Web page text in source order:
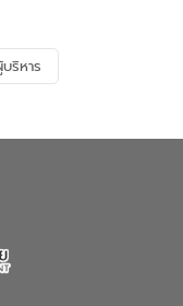
ทศ และเตรียมความพร้อม
โตของเมือง รวมถึงการ
กรรมแห่งอนาคต ตลอดจน
มท้าทายจากวิกฤตการ
ดึงจุดแข็งและความ
บประสบการณ์และ
ข่ายน้ำครบวงจรในพื้นที่ EEC
ร์ เพื่อร่วมกันศึกษา
รับปรุงคุณภาพน้ำ (Water
ารูปแบบการดำเนินงาน
ริหาร